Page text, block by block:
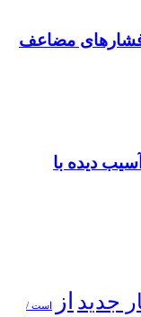
فشارهای مضاعف
دیده با
جدید از است /